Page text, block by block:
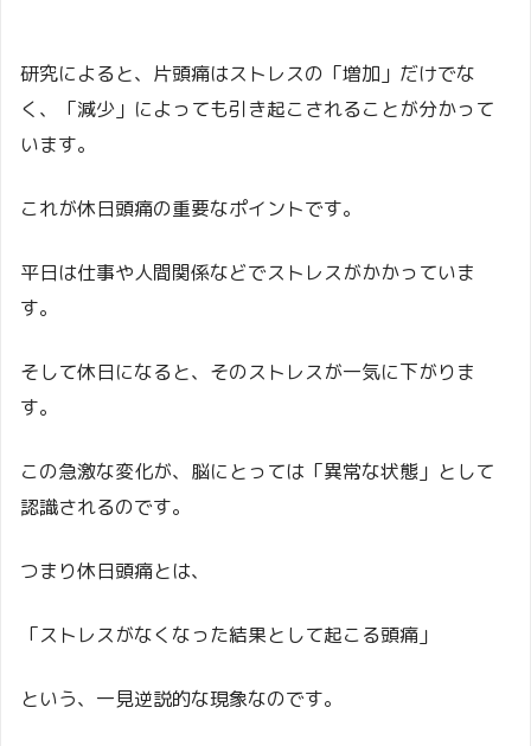
研究によると、片頭痛はストレスの「増加」だけでな
く、「減少」によっても引き起こされることが分かって
います。
これが休日頭痛の重要なポイントです。
平日は仕事や人間関係などでストレスがかかっていま
す。
そして休日になると、そのストレスが一気に下がりま
す。
この急激な変化が、脳にとっては「異常な状態」として
認識されるのです。
つまり休日頭痛とは、
「ストレスがなくなった結果として起こる頭痛」
という、一見逆説的な現象なのです。